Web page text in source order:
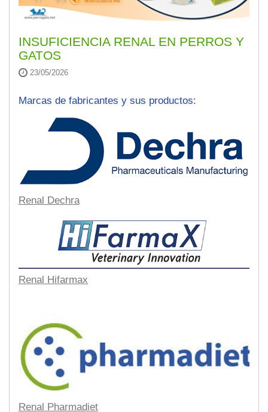
INSUFICIENCIA RENAL EN PERROS Y
GATOS
23/05/2026
Marcas de fabricantes y sus productos:
Renal Dechra
Renal Hifarmax
Renal Pharmadiet